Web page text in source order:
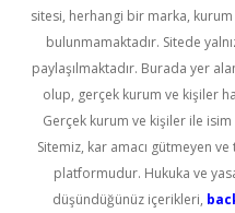
sitesi, herhangi bir marka, kurum
bulunmamaktadır. Sitede
paylaşılmaktadır. Burada yer
olup, gerçek kurum ve kişiler
Gerçek kurum ve kişiler ile
Sitemiz, kar amacı gütmeyen
platformudur. Hukuka ve
düşündüğünüz içerikleri,